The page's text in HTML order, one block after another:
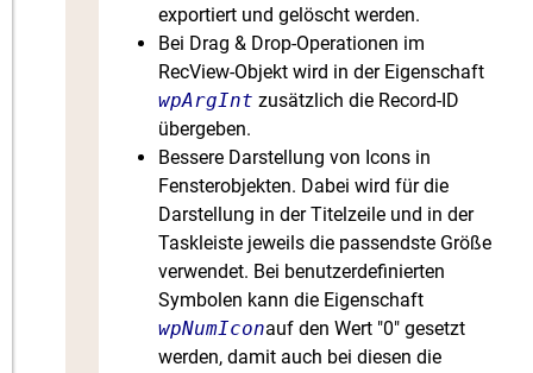
exportiert und gelöscht werden.
Bei Drag & Drop-Operationen im
RecView-Objekt wird in der Eigenschaft
wpArgInt zusätzlich die Record-ID
übergeben.
Bessere Darstellung von Icons in
Fensterobjekten. Dabei wird für die
Darstellung in der Titelzeile und in der
Taskleiste jeweils die passendste Größe
verwendet. Bei benutzerdefinierten
Symbolen kann die Eigenschaft
wpNumIconauf den Wert "0" gesetzt
werden, damit auch bei diesen die